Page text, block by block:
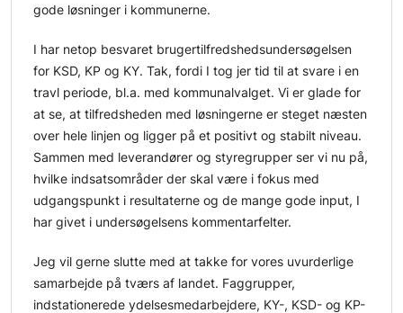
gode løsninger i kommunerne.
I har netop besvaret brugertilfredshedsundersøgelsen
for KSD, KP og KY. Tak, fordi I tog jer tid til at svare i en
travl periode, bl.a. med kommunalvalget. Vi er glade for
at se, at tilfredsheden med løsningerne er steget næsten
over hele linjen og ligger på et positivt og stabilt niveau.
Sammen med leverandører og styregrupper ser vi nu på,
hvilke indsatsområder der skal være i fokus med
udgangspunkt i resultaterne og de mange gode input, I
har givet i undersøgelsens kommentarfelter.
Jeg vil gerne slutte med at takke for vores uvurderlige
samarbejde på tværs af landet. Faggrupper,
indstationerede ydelsesmedarbejdere, KY-, KSD- og KP-